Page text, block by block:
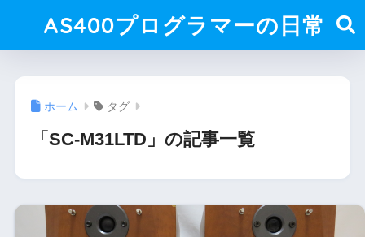
AS400プログラマーの日常
ホーム タグ
「SC-M31LTD」の記事一覧